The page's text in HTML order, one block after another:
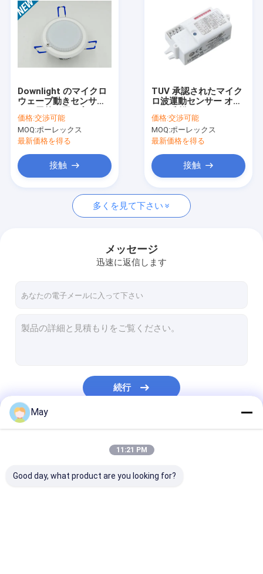
製品
VRショー
わたしたち に つい て
品質管理
連絡 ください
ニュース
引金 を 求め て ください
マイクロウェーブ動きセンサー
Pirのモーションセンサー
日光センサー
Downlight のマイクロ
ウェーブ動きセンサ
台紙の天井灯の動きセ
ンサー
価格:交渉可能
MOQ:ポーレックス
最新価格を得る
接触
TUV 承認されたマイク
ロ波運動センサー オン
最もコンパクトで入門
レベル
価格:交渉可能
MOQ:ポーレックス
最新価格を得る
接触
多くを見て下さい
メッセージ
迅速に返信します
続行
May
11:21 PM
Good day, what product are you looking for?